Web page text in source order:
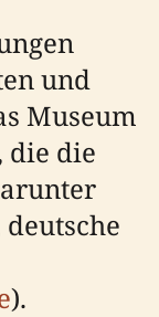
und
Museum
die die
).